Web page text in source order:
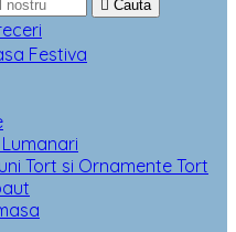
 Cauta
Festiva
Tort si Ornamente Tort